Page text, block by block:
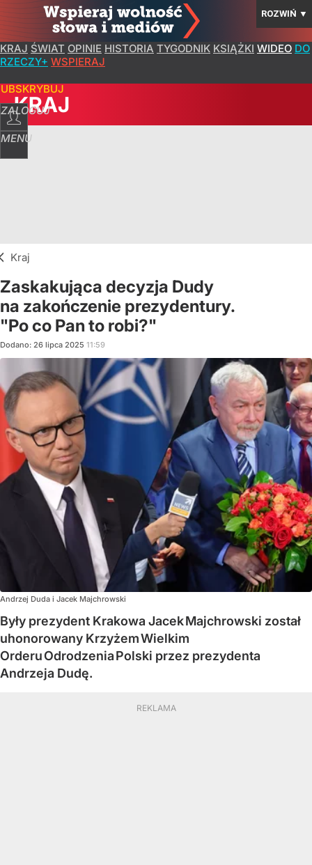
ROZWIŃ ▼
KRAJ ŚWIAT OPINIE HISTORIA TYGODNIK KSIĄŻKI WIDEO DO
RZECZY+ WSPIERAJ
ZALOGUJ
MENU
KRAJ
Kraj
Zaskakująca decyzja Dudy
na zakończenie prezydentury.
"Po co Pan to robi?"
Dodano: 26 lipca 2025 11:59
Andrzej Duda i Jacek Majchrowski
Były prezydent Krakowa Jacek Majchrowski został
uhonorowany Krzyżem Wielkim
Orderu Odrodzenia Polski przez prezydenta
Andrzeja Dudę.